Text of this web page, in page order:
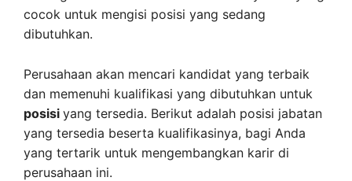
cocok untuk mengisi posisi yang sedang
dibutuhkan.
Perusahaan akan mencari kandidat yang terbaik
dan memenuhi kualifikasi yang dibutuhkan untuk
posisi yang tersedia. Berikut adalah posisi jabatan
yang tersedia beserta kualifikasinya, bagi Anda
yang tertarik untuk mengembangkan karir di
perusahaan ini.